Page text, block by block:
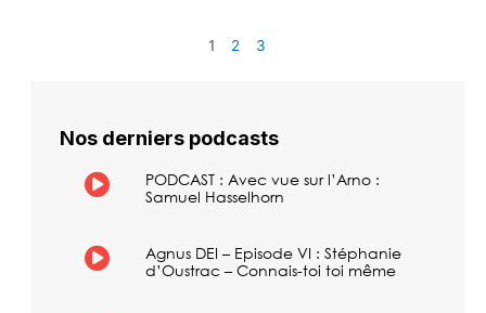
1 2 3
Nos derniers podcasts
PODCAST : Avec vue sur l’Arno :
Samuel Hasselhorn
Agnus DEI – Episode VI : Stéphanie
d’Oustrac – Connais-toi toi même